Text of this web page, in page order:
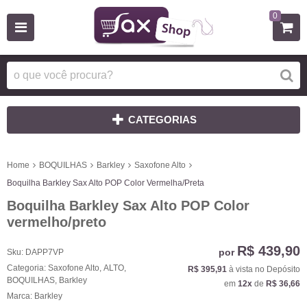
0
CATEGORIAS
Home BOQUILHAS Barkley
Saxofone Alto
Boquilha Barkley Sax Alto POP Color Vermelha/Preta
Boquilha Barkley Sax Alto POP Color
vermelho/preto
Sku: DAPP7VP
Categoria: Saxofone Alto ALTO
BOQUILHAS Barkley
Marca: Barkley
por R$ 439,90
R$ 395,91 à vista no Depósito
em 12x de R$ 36,66